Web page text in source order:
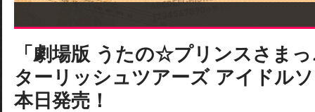
「劇場版 うたの☆プリンスさま
ターリッシュツアーズ アイドル
本日発売！